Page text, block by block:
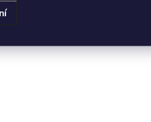
je police určená pro